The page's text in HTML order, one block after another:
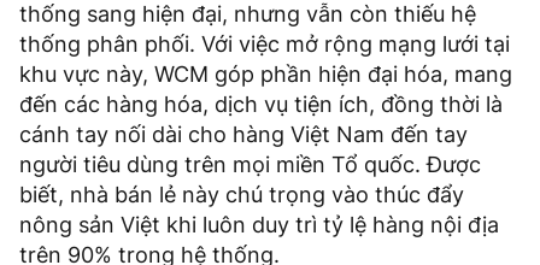
thống sang hiện đại, nhưng vẫn còn thiếu hệ
thống phân phối. Với việc mở rộng mạng lưới tại
khu vực này, WCM góp phần hiện đại hóa, mang
đến các hàng hóa, dịch vụ tiện ích, đồng thời là
cánh tay nối dài cho hàng Việt Nam đến tay
người tiêu dùng trên mọi miền Tổ quốc. Được
biết, nhà bán lẻ này chú trọng vào thúc đẩy
nông sản Việt khi luôn duy trì tỷ lệ hàng nội địa
trên 90% trong hệ thống.